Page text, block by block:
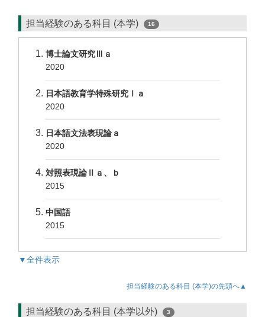
担当経験のある科目 (本学) 16
博士論文研究Ⅲａ
2020
日本語教育学特殊研究Ⅰａ
2020
日本語文法表現論ａ
2020
対照表現論Ⅱａ、ｂ
2015
中国語
2015
▼全件表示
担当経験のある科目 (本学)の先頭へ▲
担当経験のある科目 (本学以外) 3